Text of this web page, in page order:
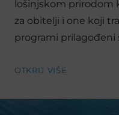
lošinjskom prirodom
za obitelji i one koji
programi prilagođeni
OTKRIJ VIŠE